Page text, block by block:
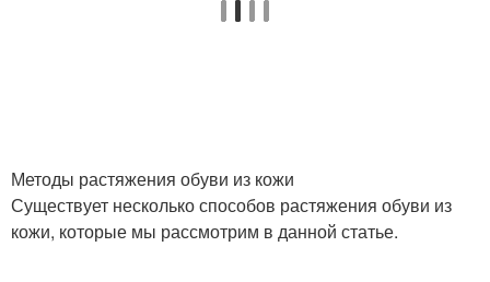
Методы растяжения обуви из кожи
Существует несколько способов растяжения обуви из
кожи, которые мы рассмотрим в данной статье.